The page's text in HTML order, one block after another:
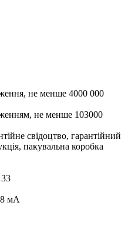
не менше 4000 000
не менше 103000
свідоцтво, гарантійний
пакувальна коробка
мА